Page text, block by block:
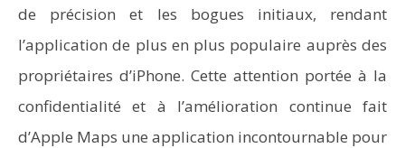
de précision et les bogues initiaux, rendant
l’application de plus en plus populaire auprès des
propriétaires d’iPhone. Cette attention portée à la
confidentialité et à l’amélioration continue fait
d’Apple Maps une application incontournable pour